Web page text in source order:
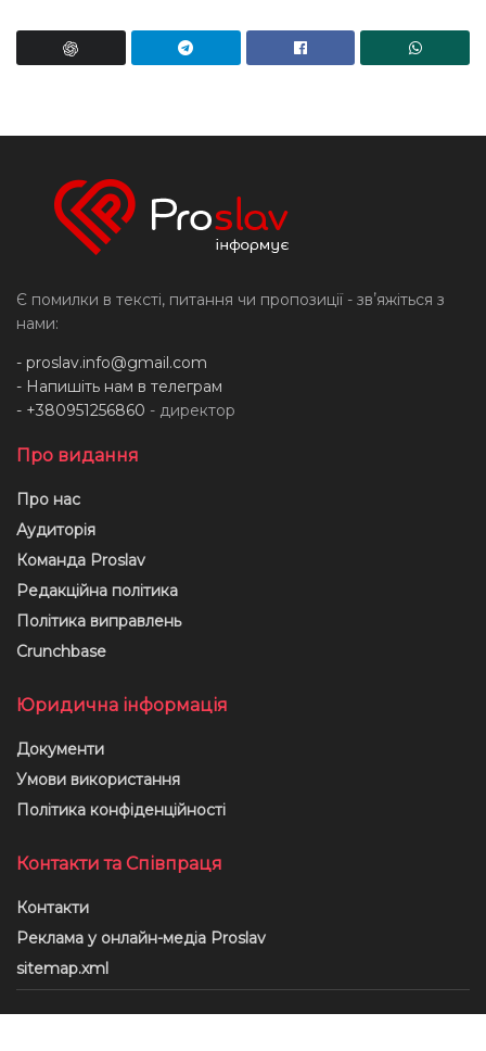
Є помилки в тексті, питання чи пропозиції - звʼяжіться з
нами:
- proslav.info@gmail.com
- Напишіть нам в телеграм
- +380951256860 - директор
Про видання
Про нас
Аудиторія
Команда Proslav
Редакційна політика
Політика виправлень
Crunchbase
Юридична інформація
Документи
Умови використання
Політика конфіденційності
Контакти та Співпраця
Контакти
Реклама у онлайн-медіа Proslav
sitemap.xml